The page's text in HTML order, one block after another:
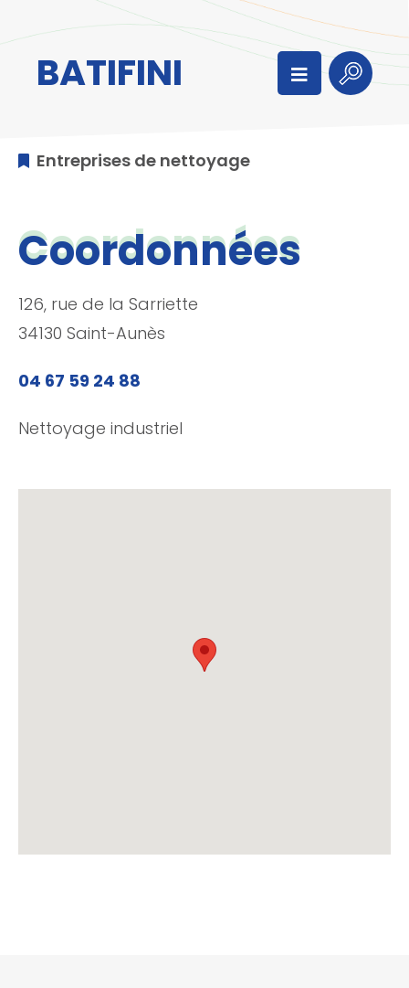
BATIFINI Menu
Entreprises de nettoyage
Coordonnées
126, rue de la Sarriette
34130 Saint-Aunès
04 67 59 24 88
Nettoyage industriel